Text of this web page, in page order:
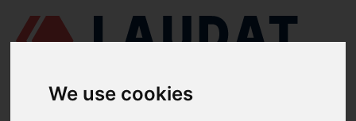
We use cookies